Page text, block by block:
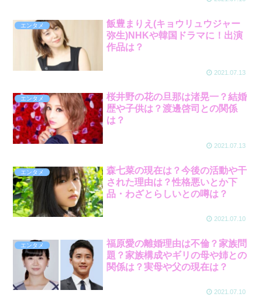
エンタメ
飯豊まりえ(キョウリュウジャー
弥生)NHKや韓国ドラマに！出演
作品は？
2021.07.13
エンタメ
桜井野の花の旦那は渚晃一？結婚
歴や子供は？渡邊啓司との関係
は？
2021.07.13
エンタメ
森七菜の現在は？今後の活動や干
された理由は？性格悪いとか下
品・わざとらしいとの噂は？
2021.07.10
エンタメ
福原愛の離婚理由は不倫？家族問
題？家族構成やギリの母や姉との
関係は？実母や父の現在は？
2021.07.10